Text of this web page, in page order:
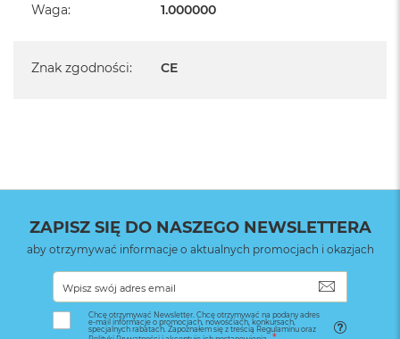
Waga: 1.000000
Znak zgodności: CE
ZAPISZ SIĘ DO NASZEGO NEWSLETTERA
aby otrzymywać informacje o aktualnych promocjach i okazjach
Chcę otrzymywać Newsletter. Chcę otrzymywać na podany adres
e-mail informacje o promocjach, nowościach, konkursach,
specjalnych rabatach. Zapoznałem się z treścią Regulaminu oraz